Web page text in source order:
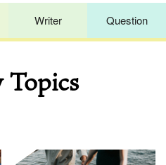
Writer Question
Topics